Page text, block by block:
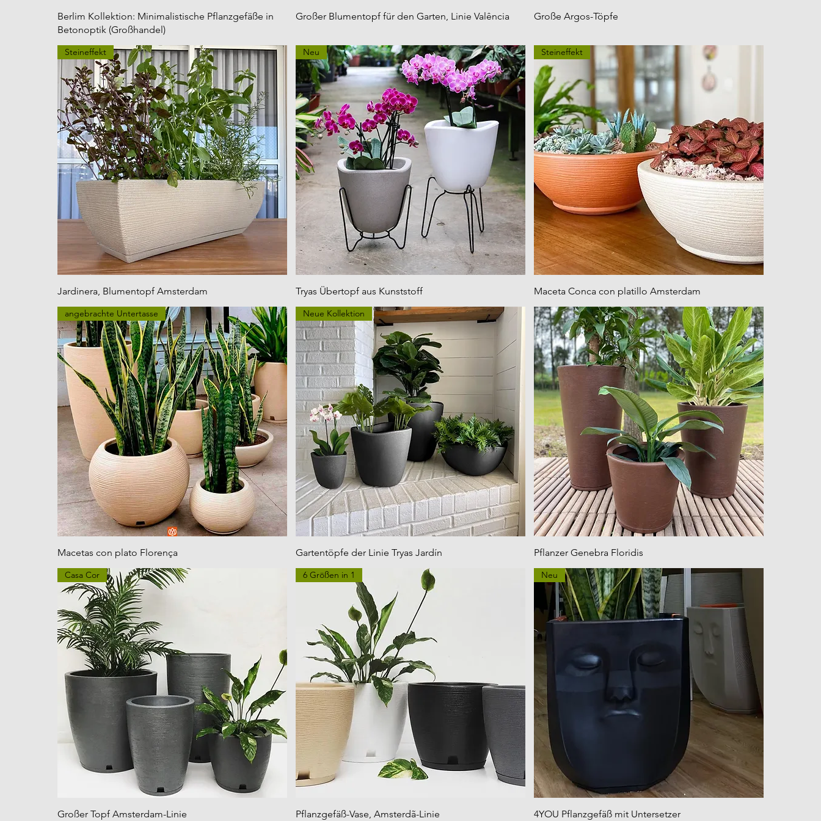
Berlim Kollektion: Minimalistische Pflanzgefäße in
Betonoptik (Großhandel)
Großer Blumentopf für den Garten, Linie Valência Große Argos-Töpfe
Steineffekt
Jardinera, Blumentopf Amsterdam
Neu
Tryas Übertopf aus Kunststoff
Steineffekt
Maceta Conca con platillo Amsterdam
angebrachte Untertasse
Macetas con plato Florença
Neue Kollektion
Gartentöpfe der Linie Tryas Jardín Pflanzer Genebra Floridis
Casa Cor
Großer Topf Amsterdam-Linie
6 Größen in 1
Pflanzgefäß-Vase, Amsterdã-Linie
Neu
4YOU Pflanzgefäß mit Untersetzer